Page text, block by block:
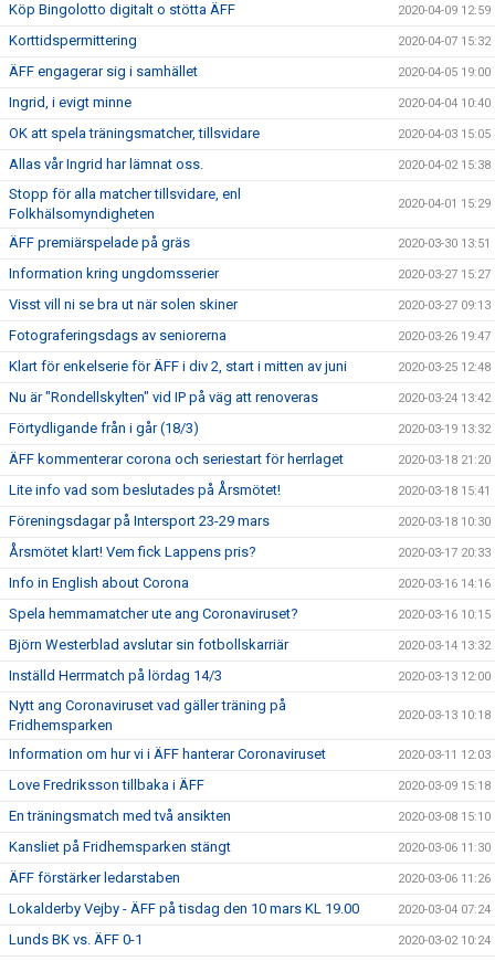
Köp Bingolotto digitalt o stötta ÄFF 2020-04-09 12:59
Korttidspermittering 2020-04-07 15:32
ÄFF engagerar sig i samhället 2020-04-05 19:00
Ingrid, i evigt minne 2020-04-04 10:40
OK att spela träningsmatcher, tillsvidare 2020-04-03 15:05
Allas vår Ingrid har lämnat oss. 2020-04-02 15:38
Stopp för alla matcher tillsvidare, enl
Folkhälsomyndigheten
2020-04-01 15:29
ÄFF premiärspelade på gräs 2020-03-30 13:51
Information kring ungdomsserier 2020-03-27 15:27
Visst vill ni se bra ut när solen skiner 2020-03-27 09:13
Fotograferingsdags av seniorerna 2020-03-26 19:47
Klart för enkelserie för ÄFF i div 2, start i mitten av juni 2020-03-25 12:48
Nu är "Rondellskylten" vid IP på väg att renoveras 2020-03-24 13:42
Förtydligande från i går (18/3) 2020-03-19 13:32
ÄFF kommenterar corona och seriestart för herrlaget 2020-03-18 21:20
Lite info vad som beslutades på Årsmötet! 2020-03-18 15:41
Föreningsdagar på Intersport 23-29 mars 2020-03-18 10:30
Årsmötet klart! Vem fick Lappens pris? 2020-03-17 20:33
Info in English about Corona 2020-03-16 14:16
Spela hemmamatcher ute ang Coronaviruset? 2020-03-16 10:15
Björn Westerblad avslutar sin fotbollskarriär 2020-03-14 13:32
Inställd Herrmatch på lördag 14/3 2020-03-13 12:00
Nytt ang Coronaviruset vad gäller träning på
Fridhemsparken
2020-03-13 10:18
Information om hur vi i ÄFF hanterar Coronaviruset 2020-03-11 12:03
Love Fredriksson tillbaka i ÄFF 2020-03-09 15:18
En träningsmatch med två ansikten 2020-03-08 15:10
Kansliet på Fridhemsparken stängt 2020-03-06 11:30
ÄFF förstärker ledarstaben 2020-03-06 11:26
Lokalderby Vejby - ÄFF på tisdag den 10 mars KL 19.00 2020-03-04 07:24
Lunds BK vs. ÄFF 0-1 2020-03-02 10:24